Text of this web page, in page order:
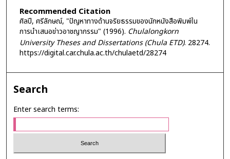
Recommended Citation
ศิลปี, ศรีลักษณ์, "ปัญหาทางด้านจริยธรรมของนักหนังสือพิมพ์ใน
การนำเสนอข่าวอาชญากรรม" (1996). Chulalongkorn
University Theses and Dissertations (Chula ETD). 28274.
https://digital.car.chula.ac.th/chulaetd/28274
Search
Enter search terms: